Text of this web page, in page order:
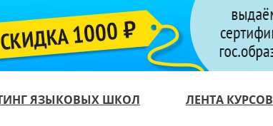
ЯЗЫКОВЫХ ШКОЛ ЛЕНТА КУРСОВ